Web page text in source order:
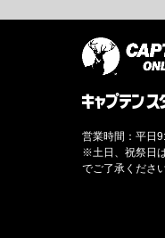
営業時間：平日
※土日、祝祭日
でご了承ください